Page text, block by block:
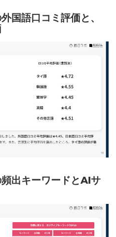
国語口コミ評価と、
出キーワードとAIサ